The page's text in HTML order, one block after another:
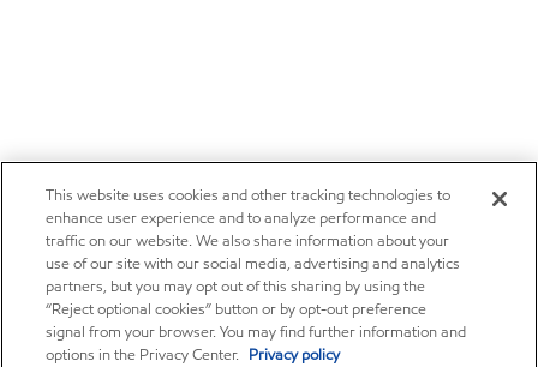
This website uses cookies and other tracking technologies to
enhance user experience and to analyze performance and
traffic on our website. We also share information about your
use of our site with our social media, advertising and analytics
partners, but you may opt out of this sharing by using the
“Reject optional cookies” button or by opt-out preference
signal from your browser. You may find further information and
options in the Privacy Center. Privacy policy